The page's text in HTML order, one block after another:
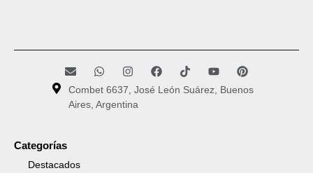
Combet 6637, José León Suárez, Buenos
Aires, Argentina
Categorías
Destacados